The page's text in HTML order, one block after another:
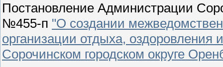
Постановление Администрации
№455-п "О создании
организации отдыха, оздоровления
Сорочинском городском округе